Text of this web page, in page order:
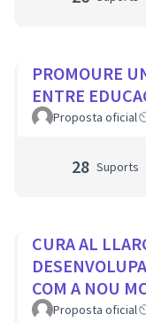
PROMOURE
ENTRE
Proposta oficial
28 Suports
CURA AL
COM A NOU
PROXIMITAT I
Proposta oficial